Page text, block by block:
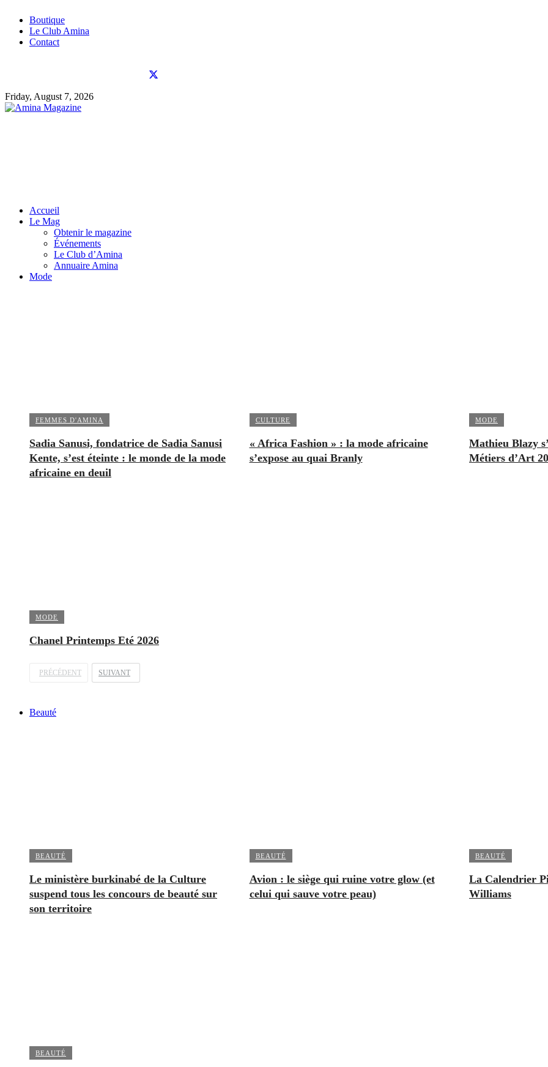
Boutique
Le Club Amina
Contact
Friday, August 7, 2026
Accueil
Le Mag
Obtenir le magazine
Événements
Le Club d’Amina
Annuaire Amina
Mode
FEMMES D'AMINA
Sadia Sanusi, fondatrice de Sadia Sanusi
Kente, s’est éteinte : le monde de la mode
africaine en deuil
CULTURE
« Africa Fashion » : la mode africaine
s’expose au quai Branly
MODE
Mathieu Blazy
Métiers d’Art
MODE
Chanel Printemps Eté 2026
PRÉCÉDENT SUIVANT
Beauté
BEAUTÉ
Le ministère burkinabé de la Culture
suspend tous les concours de beauté sur
son territoire
BEAUTÉ
Avion : le siège qui ruine votre glow (et
celui qui sauve votre peau)
BEAUTÉ
La Calendrier
Williams
BEAUTÉ